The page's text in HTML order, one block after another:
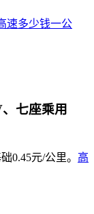
速多少钱一公
七座乘用
0.45元/公里。 高